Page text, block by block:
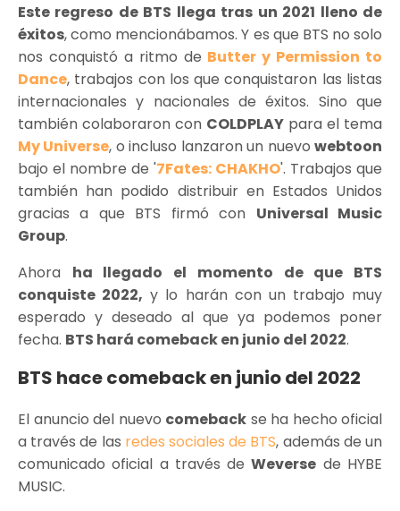
Este regreso de BTS llega tras un 2021 lleno de
éxitos, como mencionábamos. Y es que BTS no solo
nos conquistó a ritmo de Butter y Permission to
Dance, trabajos con los que conquistaron las listas
internacionales y nacionales de éxitos. Sino que
también colaboraron con COLDPLAY para el tema
My Universe, o incluso lanzaron un nuevowebtoon
bajo el nombre de '7Fates: CHAKHO'. Trabajos que
también han podido distribuir en Estados Unidos
gracias a que BTS firmó con Universal Music
Group.
Ahora ha llegado el momento de que BTS
conquiste 2022, y lo harán con un trabajo muy
esperado y deseado al que ya podemos poner
fecha. BTS hará comeback en junio del 2022.
BTS hace comeback en junio del 2022
El anuncio del nuevo comeback se ha hecho oficial
a través de las redes sociales de BTS, además de un
comunicado oficial a través deWeverse de HYBE
MUSIC.